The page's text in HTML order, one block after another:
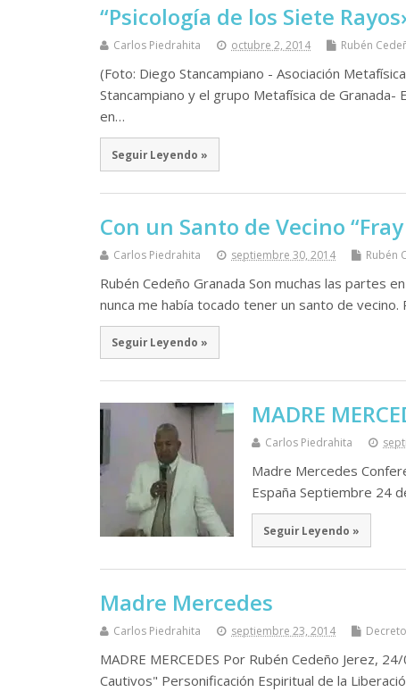
“Psicología de los Siete
Carlos Piedrahita octubre 2, 2014 Rubén
(Foto: Diego Stancampiano - Asociación
Stancampiano y el grupo Metafísica de
en…
Seguir Leyendo »
Con un Santo de Vecino
Carlos Piedrahita septiembre 30, 2014 Rubén
Rubén Cedeño Granada Son muchas las partes
nunca me había tocado tener un santo de vecino.
Seguir Leyendo »
MADRE
Carlos Piedrahita
Madre Mercedes
España Septiembre 24
Seguir Leyendo »
Madre Mercedes
Carlos Piedrahita septiembre 23, 2014
MADRE MERCEDES Por Rubén Cedeño Jerez,
Cautivos" Personificación Espiritual de la